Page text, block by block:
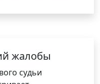
жалобы
судьи